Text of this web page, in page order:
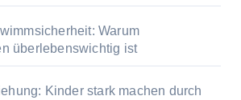
Warum
überlebenswichtig ist
Kinder stark machen durch